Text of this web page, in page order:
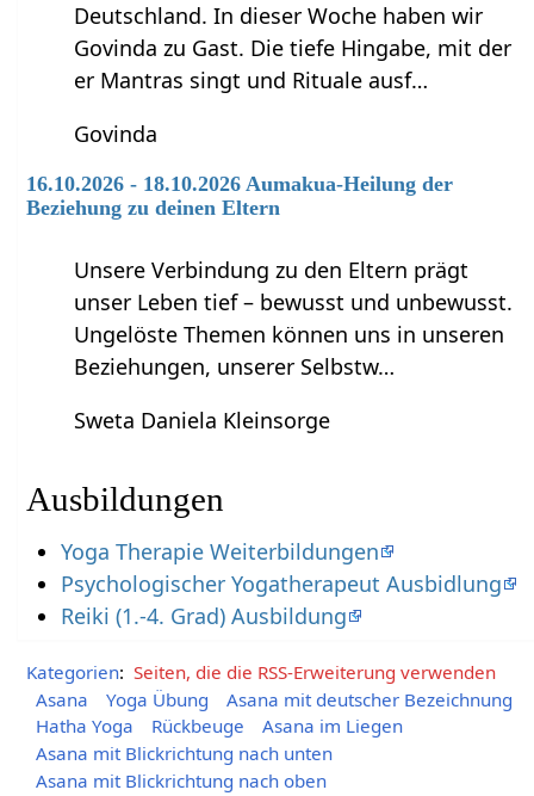
Deutschland. In dieser Woche haben wir
Govinda zu Gast. Die tiefe Hingabe, mit der
er Mantras singt und Rituale ausf…
Govinda
16.10.2026 - 18.10.2026 Aumakua-Heilung der
Beziehung zu deinen Eltern
Unsere Verbindung zu den Eltern prägt
unser Leben tief – bewusst und unbewusst.
Ungelöste Themen können uns in unseren
Beziehungen, unserer Selbstw…
Sweta Daniela Kleinsorge
Ausbildungen
Yoga Therapie Weiterbildungen
Psychologischer Yogatherapeut Ausbidlung
Reiki (1.-4. Grad) Ausbildung
Kategorien: Seiten, die die RSS-Erweiterung verwenden
Asana
Yoga Übung
Asana mit deutscher Bezeichnung
Hatha Yoga
Rückbeuge
Asana im Liegen
Asana mit Blickrichtung nach unten
Asana mit Blickrichtung nach oben